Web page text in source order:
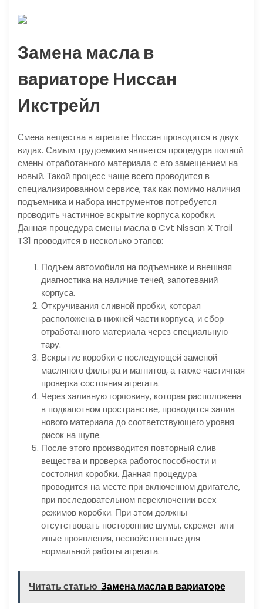
Замена масла в
вариаторе Ниссан
Икстрейл
Смена вещества в агрегате Ниссан проводится в двух
видах. Самым трудоемким является процедура полной
смены отработанного материала с его замещением на
новый. Такой процесс чаще всего проводится в
специализированном сервисе, так как помимо наличия
подъемника и набора инструментов потребуется
проводить частичное вскрытие корпуса коробки.
Данная процедура смены масла в Cvt Nissan X Trail
T31 проводится в несколько этапов:
Подъем автомобиля на подъемнике и внешняя
диагностика на наличие течей, запотеваний
корпуса.
Откручивания сливной пробки, которая
расположена в нижней части корпуса, и сбор
отработанного материала через специальную
тару.
Вскрытие коробки с последующей заменой
масляного фильтра и магнитов, а также частичная
проверка состояния агрегата.
Через заливную горловину, которая расположена
в подкапотном пространстве, проводится залив
нового материала до соответствующего уровня
рисок на щупе.
После этого производится повторный слив
вещества и проверка работоспособности и
состояния коробки. Данная процедура
проводится на месте при включенном двигателе,
при последовательном переключении всех
режимов коробки. При этом должны
отсутствовать посторонние шумы, скрежет или
иные проявления, несвойственные для
нормальной работы агрегата.
Читать статью Замена масла в вариаторе